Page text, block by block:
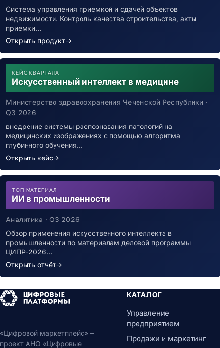
Система управления приемкой и сдачей объектов
недвижимости. Контроль качества строительства, акты
приемки…
Открыть продукт→
КЕЙС КВАРТАЛА
Искусственный интеллект в медицине
Министерство здравоохранения Чеченской Республики ·
Q3 2026
внедрение системы распознавания патологий на
медицинских изображениях с помощью алгоритма
глубинного обучения…
Открыть кейс→
ТОП МАТЕРИАЛ
ИИ в промышленности
Аналитика · Q3 2026
Обзор применения искусственного интеллекта в
промышленности по материалам деловой программы
ЦИПР-2026…
Открыть отчёт→
«Цифровой маркетплейс» –
проект АНО «Цифровые
КАТАЛОГ
Управление
предприятием
Продажи и маркетинг